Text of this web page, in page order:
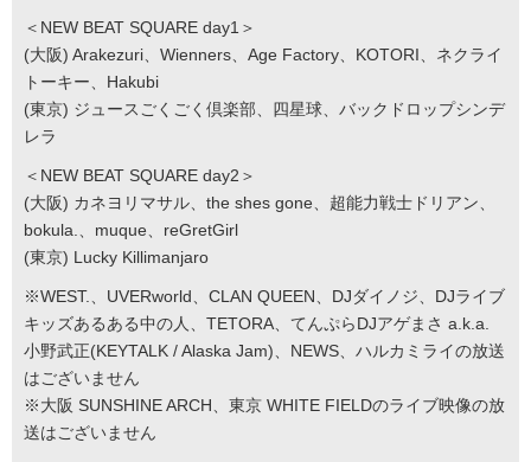
＜NEW BEAT SQUARE day1＞
(大阪) Arakezuri、Wienners、Age Factory、KOTORI、ネクライ
トーキー、Hakubi
(東京) ジュースごくごく倶楽部、四星球、バックドロップシンデ
レラ
＜NEW BEAT SQUARE day2＞
(大阪) カネヨリマサル、the shes gone、超能力戦士ドリアン、
bokula.、muque、reGretGirl
(東京) Lucky Killimanjaro
※WEST.、UVERworld、CLAN QUEEN、DJダイノジ、DJライブ
キッズあるある中の人、TETORA、てんぷらDJアゲまさ a.k.a.
小野武正(KEYTALK / Alaska Jam)、NEWS、ハルカミライの放送
はございません
※大阪 SUNSHINE ARCH、東京 WHITE FIELDのライブ映像の放
送はございません